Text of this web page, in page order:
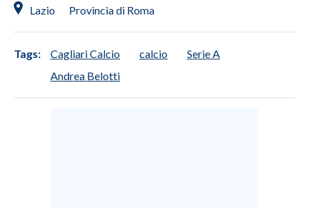
Lazio Provincia di Roma
Tags: Cagliari Calcio calcio
Serie A
Andrea Belotti